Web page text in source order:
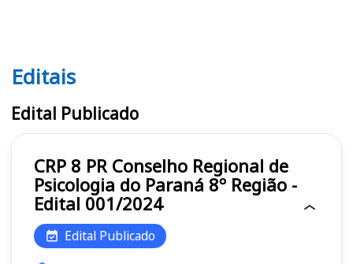
Editais CRP 8 PR
Editais
Edital Publicado
CRP 8 PR Conselho Regional de
Psicologia do Paraná 8º Região -
Edital 001/2024
Edital Publicado